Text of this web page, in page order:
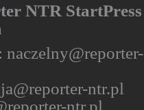
NTR StartPress
naczelny@reporter-
ntr.pl